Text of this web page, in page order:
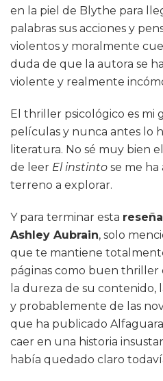
en la piel de Blythe para
palabras sus acciones y
violentos y moralmente
duda de que la autora se
violente y realmente
El thriller psicológico es mi
películas y nunca antes lo
literatura. No sé muy bien
de leer El instinto se me
terreno a explorar.
Y para terminar esta
Ashley Aubrain, solo
que te mantiene
páginas como buen thriller
la dureza de su contenido,
y probablemente de las
que ha publicado
caer en una historia
había quedado claro